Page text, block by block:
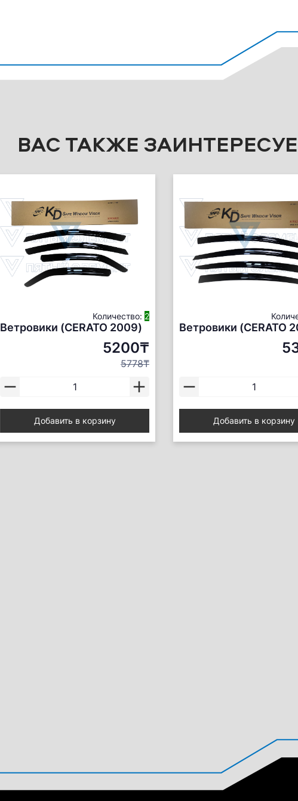
ВАС ТАКЖЕ
Количество: 2
Ветровики (CERATO 2009)
5200₸
5778₸
Добавить в корзину
Ветровики (CERATO
Добавить в корзину